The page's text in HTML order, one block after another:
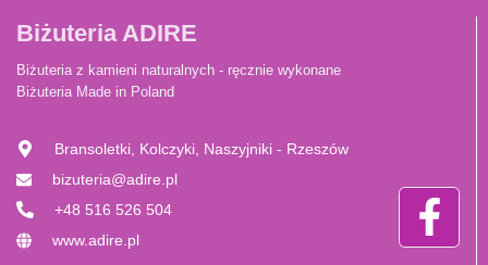
Biżuteria ADIRE
Biżuteria z kamieni naturalnych - ręcznie wykonane
Biżuteria Made in Poland
Bransoletki, Kolczyki, Naszyjniki - Rzeszów
bizuteria@adire.pl
+48 516 526 504
www.adire.pl